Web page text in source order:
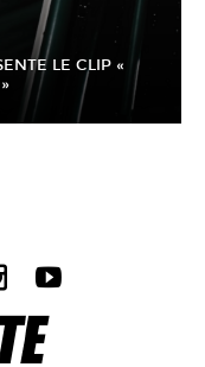
LE CLIP «